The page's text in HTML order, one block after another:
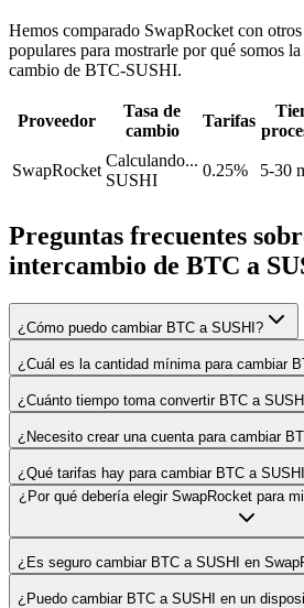
Hemos comparado SwapRocket con
populares para mostrarle por qué somos
cambio de BTC-SUSHI.
Proveedor
Tasa de
cambio
Tarifas
SwapRocket
Calculando...
SUSHI
0.25% 5-30
Preguntas frecuentes
intercambio de BTC a
¿Cómo puedo cambiar BTC a SUSHI?
¿Cuál es la cantidad mínima para cambiar
¿Cuánto tiempo toma convertir BTC a
¿Necesito crear una cuenta para cambiar
¿Qué tarifas hay para cambiar BTC a
¿Por qué debería elegir SwapRocket para
¿Es seguro cambiar BTC a SUSHI en
¿Puedo cambiar BTC a SUSHI en un